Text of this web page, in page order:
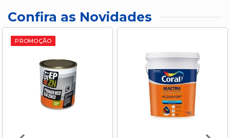
Confira as Novidades
PROMOÇÃO